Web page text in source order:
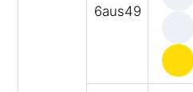
6aus49